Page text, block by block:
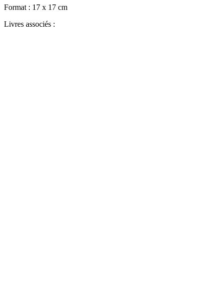
Format : 17 x 17 cm
Livres associés :